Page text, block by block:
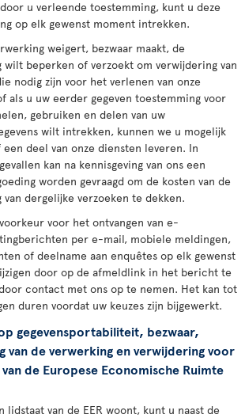
u verleende toestemming, kunt u deze
op elk gewenst moment intrekken.
weigert, bezwaar maakt, de
wilt beperken of verzoekt om verwijdering van
nodig zijn voor het verlenen van onze
als u uw eerder gegeven toestemming voor
gebruiken en delen van uw
wilt intrekken, kunnen we u mogelijk
deel van onze diensten leveren. In
kan na kennisgeving van ons een
worden gevraagd om de kosten van de
van dergelijke verzoeken te dekken.
voor het ontvangen van e-
per e-mail, mobiele meldingen,
of deelname aan enquêtes op elk gewenst
door op de afmeldlink in het bericht te
contact met ons op te nemen. Het kan tot
duren voordat uw keuzes zijn bijgewerkt.
gegevensportabiliteit, bezwaar,
van de verwerking en verwijdering voor
de Europese Economische Ruimte
lidstaat van de EER woont, kunt u naast de